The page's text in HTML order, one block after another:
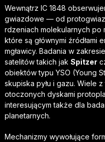
Wewnątrz IC 1848
gwiazdowe — od
rdzeniach molekularnych po
które są głównymi źródłami
mgławicy. Badania w
satelitów takich jak Spitzer
obiektów typu YSO (Young
skupiska pyłu i gazu. Wiele
otoczonych dyskami
interesującym także dla
planetarnych.
Mechanizmy wywołujące